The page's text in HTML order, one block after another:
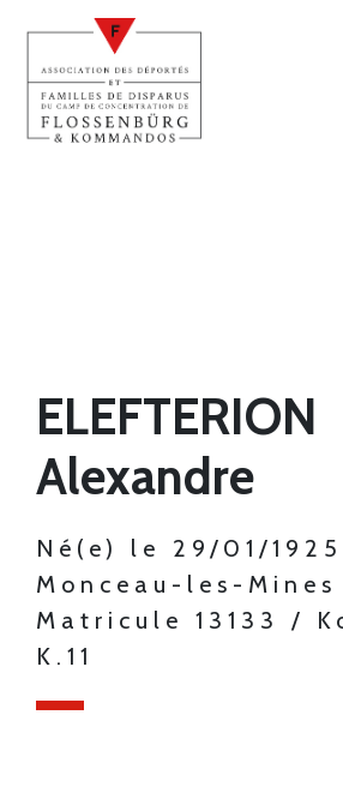
ELEFTERION
Alexandre
Né(e) le 29/01/
Monceau-les-Mines
Matricule 13133 /
K.11